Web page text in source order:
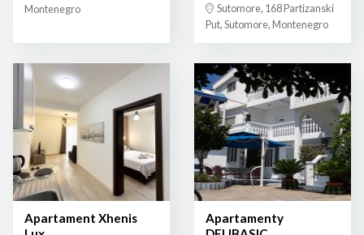
Montenegro
Sutomore, 168 Partizanski
Put, Sutomore, Montenegro
Apartament Xhenis
Apartamenty